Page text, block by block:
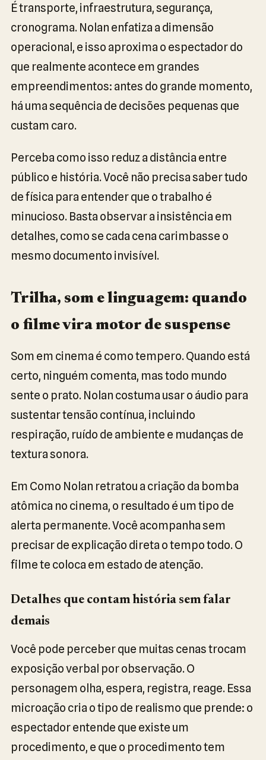
É transporte, infraestrutura, segurança,
cronograma. Nolan enfatiza a dimensão
operacional, e isso aproxima o espectador do
que realmente acontece em grandes
empreendimentos: antes do grande momento,
há uma sequência de decisões pequenas que
custam caro.
Perceba como isso reduz a distância entre
público e história. Você não precisa saber tudo
de física para entender que o trabalho é
minucioso. Basta observar a insistência em
detalhes, como se cada cena carimbasse o
mesmo documento invisível.
Trilha, som e linguagem: quando
o filme vira motor de suspense
Som em cinema é como tempero. Quando está
certo, ninguém comenta, mas todo mundo
sente o prato. Nolan costuma usar o áudio para
sustentar tensão contínua, incluindo
respiração, ruído de ambiente e mudanças de
textura sonora.
Em Como Nolan retratou a criação da bomba
atômica no cinema, o resultado é um tipo de
alerta permanente. Você acompanha sem
precisar de explicação direta o tempo todo. O
filme te coloca em estado de atenção.
Detalhes que contam história sem falar
demais
Você pode perceber que muitas cenas trocam
exposição verbal por observação. O
personagem olha, espera, registra, reage. Essa
microação cria o tipo de realismo que prende: o
espectador entende que existe um
procedimento, e que o procedimento tem